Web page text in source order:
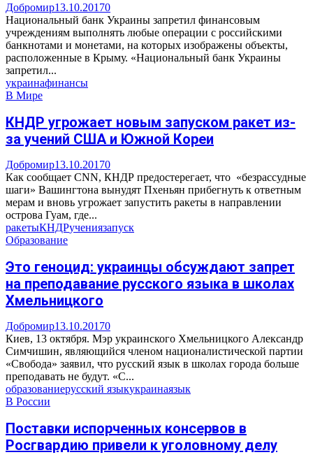
Добромир13.10.20170
Национальный банк Украины запретил финансовым
учреждениям выполнять любые операции с российскими
банкнотами и монетами, на которых изображены объекты,
расположенные в Крыму. «Национальный банк Украины
запретил...
украинафинансы
В Мире
КНДР угрожает новым запуском ракет из-
за учений США и Южной Кореи
Добромир13.10.20170
Как сообщает CNN, КНДР предостерегает, что «безрассудные
шаги» Вашингтона вынудят Пхеньян прибегнуть к ответным
мерам и вновь угрожает запустить ракеты в направлении
острова Гуам, где...
ракетыКНДРучениязапуск
Образование
Это геноцид: украинцы обсуждают запрет
на преподавание русского языка в школах
Хмельницкого
Добромир13.10.20170
Киев, 13 октября. Мэр украинского Хмельницкого Александр
Симчишин, являющийся членом националистической партии
«Свобода» заявил, что русский язык в школах города больше
преподавать не будут. «С...
образованиерусский языкукраинаязык
В России
Поставки испорченных консервов в
Росгвардию привели к уголовному делу